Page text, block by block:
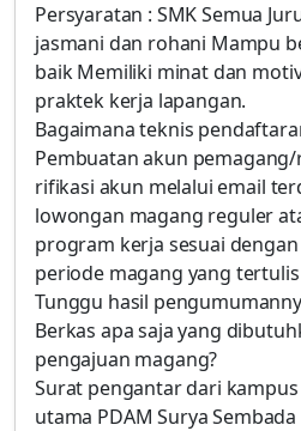
Persyaratan : SMK Semua
jasmani dan rohani Mampu
baik Memiliki minat dan
praktek kerja lapangan.
Bagaimana teknis
Pembuatan akun
rifikasi akun melalui email
lowongan magang reguler
program kerja sesuai
periode magang yang
Tunggu hasil
Berkas apa saja yang
pengajuan magang?
Surat pengantar dari
utama PDAM Surya